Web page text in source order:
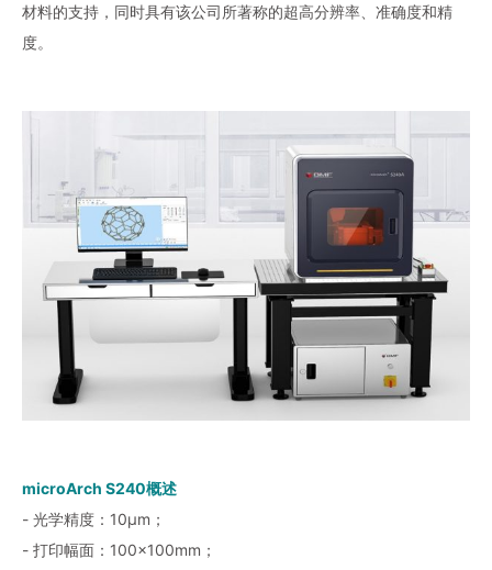
材料的支持，同时具有该公司所著称的超高分辨率、准确度和精
度。
microArch S240概述
- 光学精度：10μm；
- 打印幅面：100×100mm；